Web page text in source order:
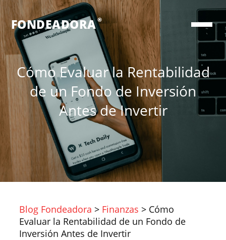
FONDEADORA®
Cómo Evaluar la Rentabilidad
de un Fondo de Inversión
Antes de Invertir
Blog Fondeadora > Finanzas > Cómo
Evaluar la Rentabilidad de un Fondo de
Inversión Antes de Invertir